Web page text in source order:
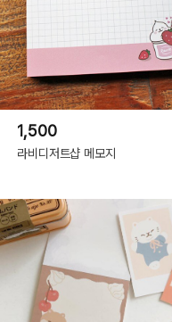
1,500
라비디저트샵 메모지